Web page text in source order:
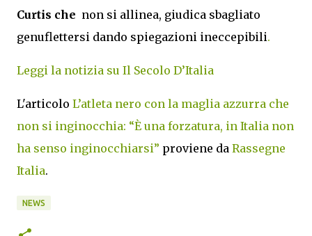
Curtis che non si allinea, giudica sbagliato
genuflettersi dando spiegazioni ineccepibili.
Leggi la notizia su Il Secolo D’Italia
L'articolo L’atleta nero con la maglia azzurra che
non si inginocchia: “È una forzatura, in Italia non
ha senso inginocchiarsi” proviene da Rassegne
Italia.
NEWS